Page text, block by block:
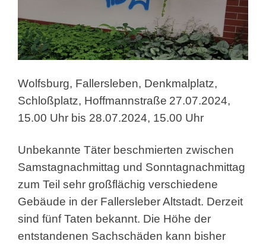
Wolfsburg, Fallersleben, Denkmalplatz,
Schloßplatz, Hoffmannstraße 27.07.2024,
15.00 Uhr bis 28.07.2024, 15.00 Uhr
Unbekannte Täter beschmierten zwischen
Samstagnachmittag und Sonntagnachmittag
zum Teil sehr großflächig verschiedene
Gebäude in der Fallersleber Altstadt. Derzeit
sind fünf Taten bekannt. Die Höhe der
entstandenen Sachschäden kann bisher